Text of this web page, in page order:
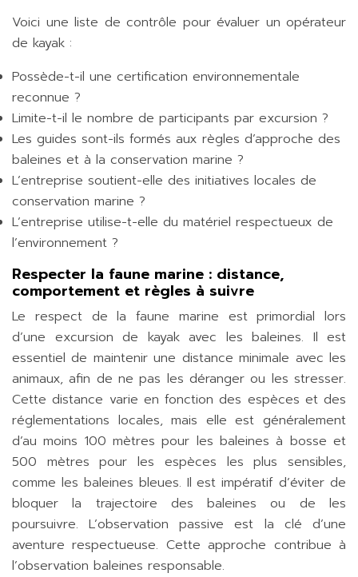
Voici une liste de contrôle pour évaluer un opérateur
de kayak :
Possède-t-il une certification environnementale
reconnue ?
Limite-t-il le nombre de participants par excursion ?
Les guides sont-ils formés aux règles d’approche des
baleines et à la conservation marine ?
L’entreprise soutient-elle des initiatives locales de
conservation marine ?
L’entreprise utilise-t-elle du matériel respectueux de
l’environnement ?
Respecter la faune marine : distance,
comportement et règles à suivre
Le respect de la faune marine est primordial lors
d’une excursion de kayak avec les baleines. Il est
essentiel de maintenir une distance minimale avec les
animaux, afin de ne pas les déranger ou les stresser.
Cette distance varie en fonction des espèces et des
réglementations locales, mais elle est généralement
d’au moins 100 mètres pour les baleines à bosse et
500 mètres pour les espèces les plus sensibles,
comme les baleines bleues. Il est impératif d’éviter de
bloquer la trajectoire des baleines ou de les
poursuivre. L’observation passive est la clé d’une
aventure respectueuse. Cette approche contribue à
l’observation baleines responsable.